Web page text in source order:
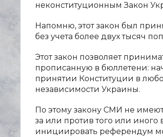
неконституционным Закон
Напомню, этот закон был
без учета более двух тысяч
Этот закон позволяет
прописанную в бюллетени:
принятии Конституции в
независимости Украины.
По этому закону СМИ не
за или против того или иного
инициировать референдум